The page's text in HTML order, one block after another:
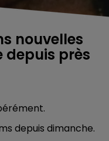
nouvelles
depuis près
depuis dimanche.